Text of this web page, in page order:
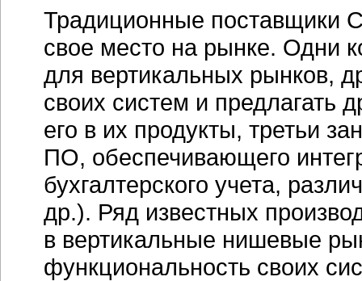
Традиционные поставщики
свое место на рынке. Одни
для вертикальных рынков,
своих систем и предлагать
его в их продукты, третьи
ПО, обеспечивающего
бухгалтерского учета,
др.). Ряд известных
в вертикальные нишевые
функциональность своих